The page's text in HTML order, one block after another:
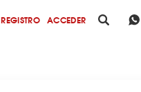
REGISTRO ACCEDER